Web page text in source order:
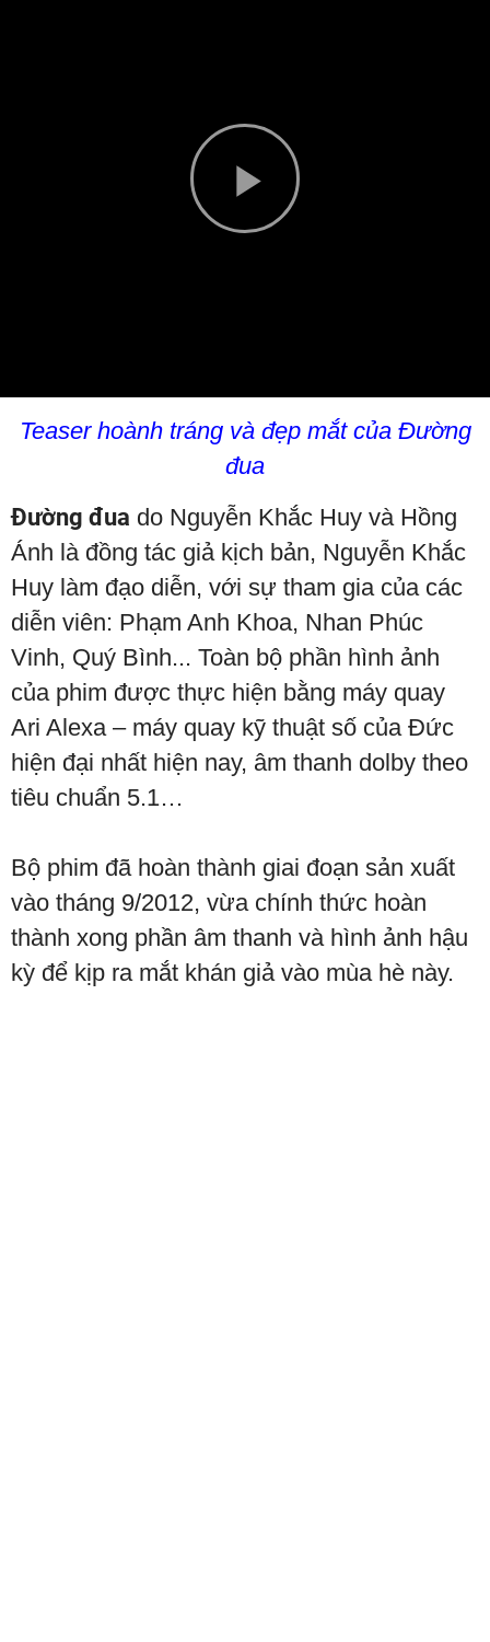
Play
Teaser hoành tráng và đẹp mắt của Đường
đua
Đường đua do Nguyễn Khắc Huy và Hồng
Ánh là đồng tác giả kịch bản, Nguyễn Khắc
Huy làm đạo diễn, với sự tham gia của các
diễn viên: Phạm Anh Khoa, Nhan Phúc
Vinh, Quý Bình... Toàn bộ phần hình ảnh
của phim được thực hiện bằng máy quay
Ari Alexa – máy quay kỹ thuật số của Đức
hiện đại nhất hiện nay, âm thanh dolby theo
tiêu chuẩn 5.1…
Bộ phim đã hoàn thành giai đoạn sản xuất
vào tháng 9/2012, vừa chính thức hoàn
thành xong phần âm thanh và hình ảnh hậu
kỳ để kịp ra mắt khán giả vào mùa hè này.